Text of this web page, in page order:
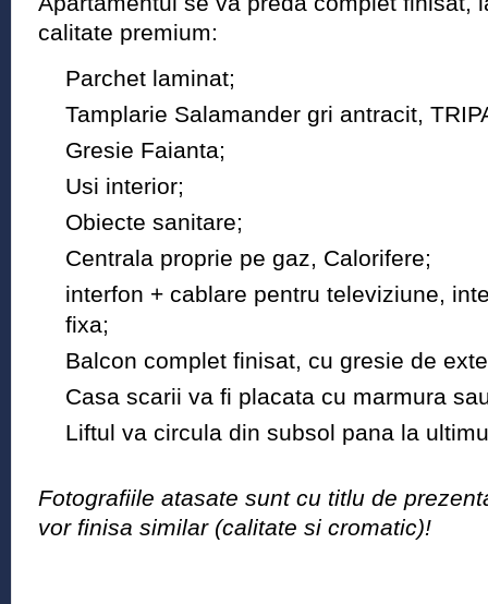
calitate premium:
Parchet laminat;
Tamplarie Salamander gri antracit,
Gresie Faianta;
Usi interior;
Obiecte sanitare;
Centrala proprie pe gaz, Calorifere;
interfon + cablare pentru televiziune,
fixa;
Balcon complet finisat, cu gresie de
Casa scarii va fi placata cu marmura
Liftul va circula din subsol pana la
Fotografiile atasate sunt cu titlu de
vor finisa similar (calitate si cromatic)!